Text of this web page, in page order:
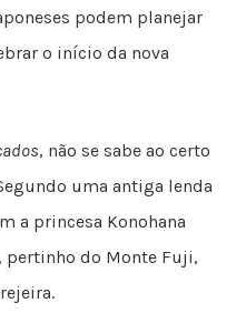
podem planejar
o início da nova
, não se sabe ao certo
uma antiga lenda
a princesa Konohana
pertinho do Monte Fuji,